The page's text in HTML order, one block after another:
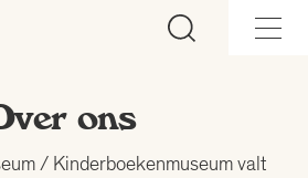
ons
/ Kinderboekenmuseum valt